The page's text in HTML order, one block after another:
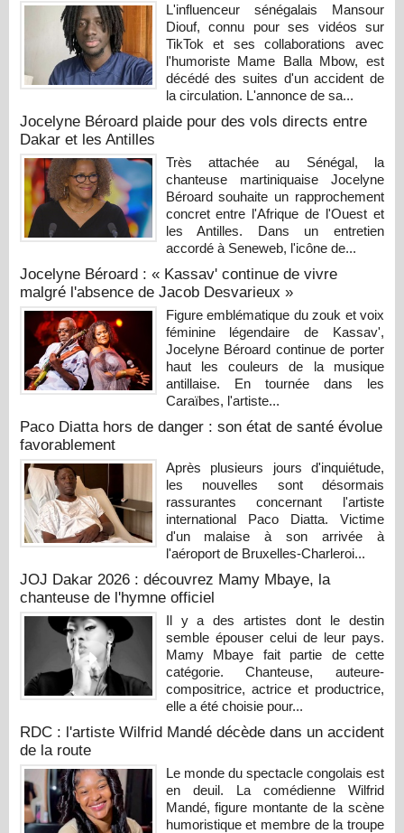
L'influenceur sénégalais Mansour
Diouf, connu pour ses vidéos sur
TikTok et ses collaborations avec
l'humoriste Mame Balla Mbow, est
décédé des suites d'un accident de
la circulation. L'annonce de sa...
Jocelyne Béroard plaide pour des vols directs entre
Dakar et les Antilles
Très attachée au Sénégal, la
chanteuse martiniquaise Jocelyne
Béroard souhaite un rapprochement
concret entre l'Afrique de l'Ouest et
les Antilles. Dans un entretien
accordé à Seneweb, l'icône de...
Jocelyne Béroard : « Kassav' continue de vivre
malgré l'absence de Jacob Desvarieux »
Figure emblématique du zouk et voix
féminine légendaire de Kassav',
Jocelyne Béroard continue de porter
haut les couleurs de la musique
antillaise. En tournée dans les
Caraïbes, l'artiste...
Paco Diatta hors de danger : son état de santé évolue
favorablement
Après plusieurs jours d'inquiétude,
les nouvelles sont désormais
rassurantes concernant l'artiste
international Paco Diatta. Victime
d'un malaise à son arrivée à
l'aéroport de Bruxelles-Charleroi...
JOJ Dakar 2026 : découvrez Mamy Mbaye, la
chanteuse de l'hymne officiel
Il y a des artistes dont le destin
semble épouser celui de leur pays.
Mamy Mbaye fait partie de cette
catégorie. Chanteuse, auteure-
compositrice, actrice et productrice,
elle a été choisie pour...
RDC : l'artiste Wilfrid Mandé décède dans un accident
de la route
Le monde du spectacle congolais est
en deuil. La comédienne Wilfrid
Mandé, figure montante de la scène
humoristique et membre de la troupe